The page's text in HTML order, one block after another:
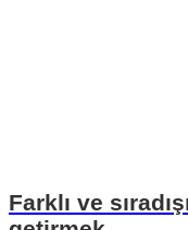
Farklı ve